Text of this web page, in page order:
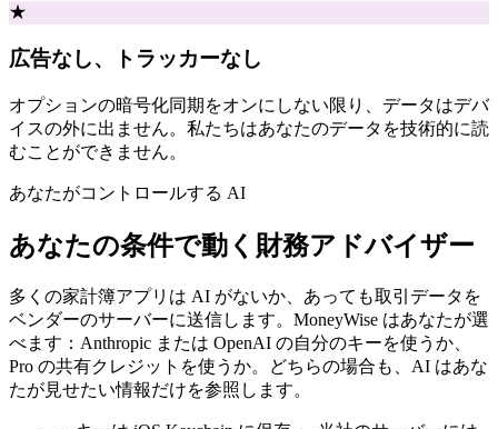
★
広告なし、トラッカーなし
オプションの暗号化同期をオンにしない限り、データはデバ
イスの外に出ません。私たちはあなたのデータを技術的に読
むことができません。
あなたがコントロールする AI
あなたの条件で動く財務アドバイザー
多くの家計簿アプリは AI がないか、あっても取引データを
ベンダーのサーバーに送信します。MoneyWise はあなたが選
べます：Anthropic または OpenAI の自分のキーを使うか、
Pro の共有クレジットを使うか。どちらの場合も、AI はあな
たが見せたい情報だけを参照します。